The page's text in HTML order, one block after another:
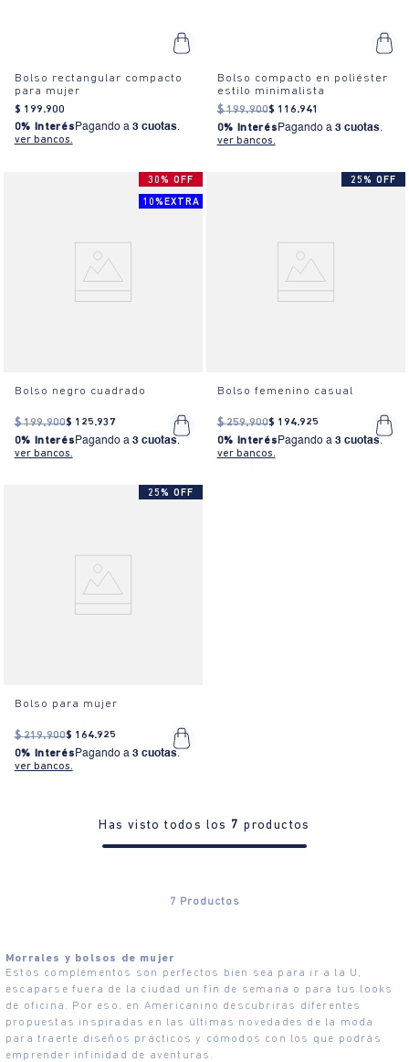
Bolso rectangular compacto
para mujer
$ 199.900
0% Interés Pagando a 3 cuotas.
ver bancos.
Bolso compacto en poliéster
estilo minimalista
$ 199.900$ 116.941
0% Interés Pagando a 3 cuotas.
ver bancos.
30% OFF
10%EXTRA
Bolso negro cuadrado
$ 199.900$ 125.937
0% Interés Pagando a 3 cuotas.
ver bancos.
25% OFF
Bolso femenino casual
$ 259.900$ 194.925
0% Interés Pagando a 3 cuotas.
ver bancos.
25% OFF
Bolso para mujer
$ 219.900$ 164.925
0% Interés Pagando a 3 cuotas.
ver bancos.
Has visto todos los 7 productos
7 Productos
Morrales y bolsos de mujer
Estos complementos son perfectos bien sea para ir a la U,
escaparse fuera de la ciudad un fin de semana o para tus looks
de oficina. Por eso, en Americanino descubrirás diferentes
propuestas inspiradas en las últimas novedades de la moda
para traerte diseños prácticos y cómodos con los que podrás
emprender infinidad de aventuras.